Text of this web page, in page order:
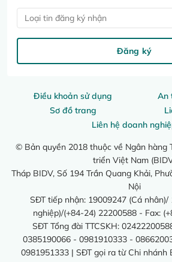
Điều khoản sử dụng
An
Sơ đồ trang
Liên hệ doanh
© Bản quyền 2018 thuộc về Ngân hàng
triển Việt Nam
Tháp BIDV, Số 194 Trần Quang Khải,
Nội
SĐT tiếp nhận: 19009247 (Cá nhân)/
nghiệp)/(+84-24) 22200588 - Fax:
SĐT Tổng đài TTCSKH:
0385190066 - 0981910333 -
0981951333 | SĐT gọi ra từ Chi nhánh
Loại tin đăng ký nhận
Đăng ký